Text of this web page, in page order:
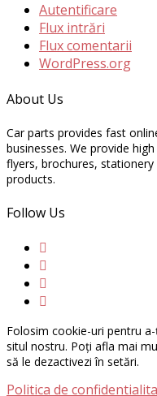
Autentificare
Flux intrări
Flux comentarii
WordPress.org
About Us
Car parts provides fast
businesses. We provide
flyers, brochures,
products.
Follow Us
Folosim cookie-uri pentru
situl nostru. Poți afla mai
să le dezactivezi în setări.
Politica de